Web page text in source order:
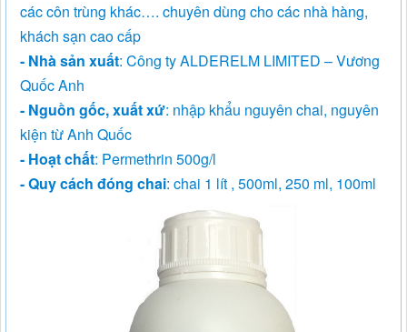
các côn trùng khác…. chuyên dùng cho các nhà hàng,
khách sạn cao cấp
- Nhà sản xuất: Công ty ALDERELM LIMITED – Vương
Quốc Anh
- Nguồn gốc, xuất xứ: nhập khẩu nguyên chai, nguyên
kiện từ Anh Quốc
- Hoạt chất: Permethrin 500g/l
- Quy cách đóng chai: chai 1 lít , 500ml, 250 ml, 100ml